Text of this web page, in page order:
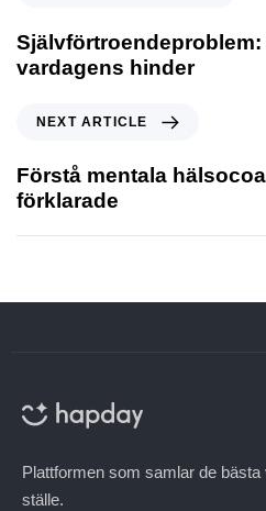
vardagens hinder
NEXT ARTICLE
Förstå mentala
förklarade
Plattformen som samlar de
ställe.